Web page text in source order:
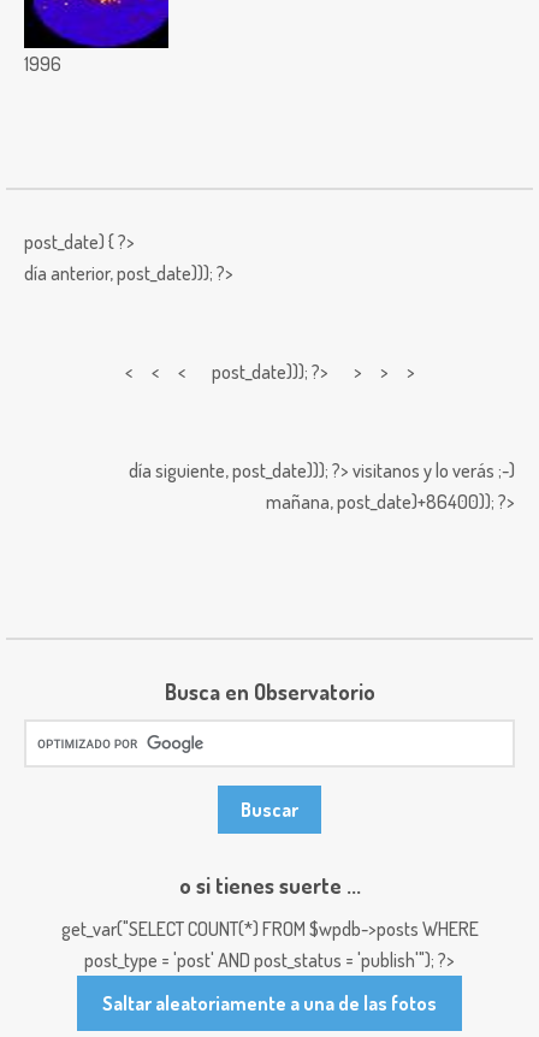
1996
post_date) { ?>
día anterior,post_date))); ?>
< < < post_date))); ?> > > >
día siguiente,post_date))); ?> visitanos y lo verás ;-)
mañana,post_date)+86400)); ?>
Busca en Observatorio
o si tienes suerte ...
get_var("SELECT COUNT(*) FROM $wpdb->posts WHERE
post_type = 'post' AND post_status = 'publish'"); ?>
Saltar aleatoriamente a una de las fotos